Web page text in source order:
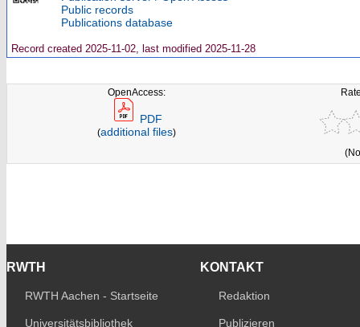
Public records
Publications database
Record created 2025-11-02, last modified 2025-11-28
OpenAccess:
PDF
(additional files)
RWTH
RWTH Aachen - Startseite
Universitätsbibliothek
KONTAKT
Redaktion
Publizieren